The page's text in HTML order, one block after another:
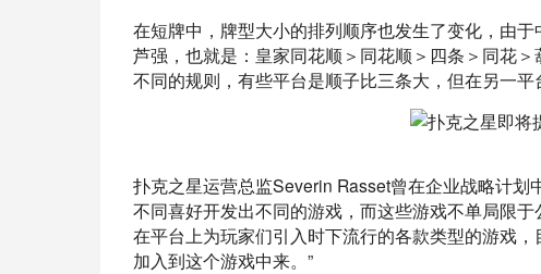
在短牌中，牌型大小的排列顺序也发生了变化，由
芦强，也就是：皇家同花顺＞同花顺＞四条＞同花
不同的规则，有些平台是顺子比三条大，但在另一平
扑克之星运营总监Severin Rasset曾在企业战略计
不同喜好开发出不同的游戏，而这些游戏不单局限
在平台上为玩家们引入时下流行的各款类型的游戏
加入到这个游戏中来。”